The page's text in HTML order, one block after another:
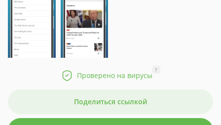
Проверено на вирусы
?
Поделиться ссылкой